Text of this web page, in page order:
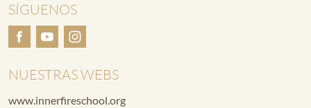
SÍGUENOS
NUESTRAS WEBS
www.innerfireschool.org